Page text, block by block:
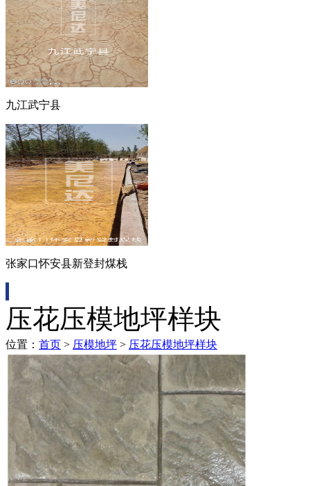
九江武宁县
张家口怀安县新登封煤栈
压花压模地坪样块
位置： 首页 > 压模地坪 > 压花压模地坪样块